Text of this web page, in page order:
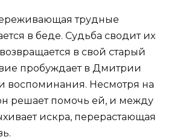
трудные
в беде. Судьба сводит их
в свой старый
пробуждает в Дмитрии
воспоминания. Несмотря на
решает помочь ей, и между
искра, перерастающая